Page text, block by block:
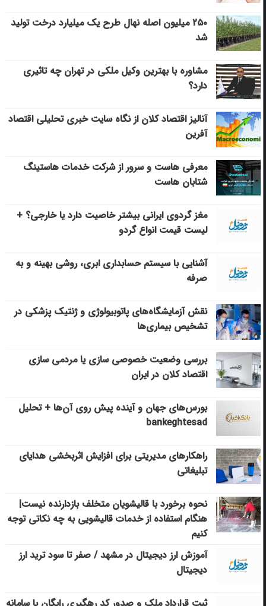
۲۵۰ میلیون اصله نهال طرح یک میلیارد درخت تولید
شد
مشاوره با بهترین وکیل ملکی در تهران چه تاثیری
دارد؟
آنالیز اقتصاد کلان از نگاه سایت خبری تحلیلی اقتصاد
آفرین
معرفی هاست و سرور از شرکت خدمات هاستینگ
شتابان هاست
مغز گردوی ایرانی بیشتر خاصیت دارد یا خارجی؟ +
لیست قیمت انواع گردو
آشنایی با سیستم حسابداری ابری، روشی بهینه و به
صرفه
نقش آزمایشگاه‌های پاتوبیولوژی و ژنتیک پزشکی در
تشخیص بیماری‌ها
بررسی وضعیت خصوصی سازی یا مردمی سازی
اقتصاد کلان در ایران
بورس‌های جهان و آینده پیش روی آن‌ها + تحلیل
bankeghtesad
راهکارهای مدیریتی برای افزایش اثربخشی هدایای
تبلیغاتی
نحوه برخورد با قالیشویان متخلف بازدارنده نیست|
هنگام استفاده از خدمات قالیشویی به چه نکاتی توجه
کنیم
آموزش ارز دیجیتال در مشهد / صفر تا سود ترید ارز
دیجیتال